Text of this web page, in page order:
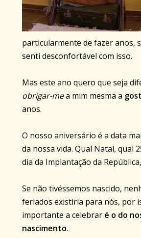
particularmente de fazer anos,
senti desconfortável com isso.
Mas este ano quero que seja
obrigar-mea mim mesma a
anos.
O nosso aniversário é a data
da nossa vida. Qual Natal, qual
dia da Implantação da
Se não tivéssemos nascido,
feriados existiria para nós, por
importante a celebrar é o do
nascimento.